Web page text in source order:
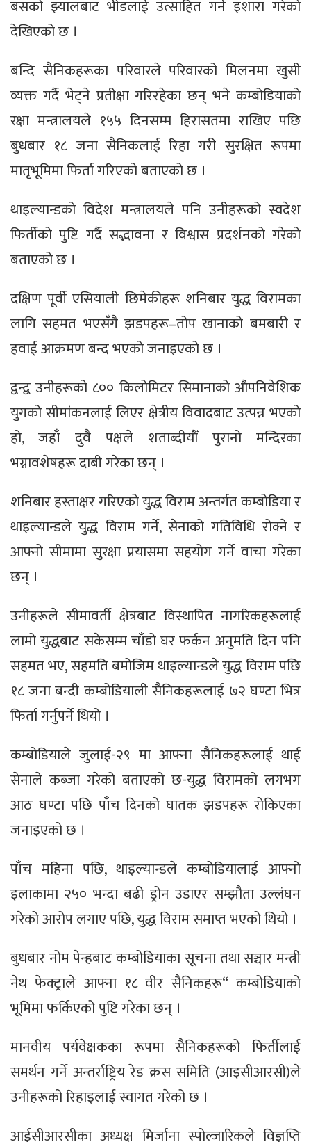
बसको झ्यालबाट भीडलाई उत्साहित गर्न इशारा गरेको
देखिएको छ ।
बन्दि सैनिकहरूका परिवारले परिवारको मिलनमा खुसी
व्यक्त गर्दै भेट्ने प्रतीक्षा गरिरहेका छन् भने कम्बोडियाको
रक्षा मन्त्रालयले १५५ दिनसम्म हिरासतमा राखिए पछि
बुधबार १८ जना सैनिकलाई रिहा गरी सुरक्षित रूपमा
मातृभूमिमा फिर्ता गरिएको बताएको छ ।
थाइल्यान्डको विदेश मन्त्रालयले पनि उनीहरूको स्वदेश
फिर्तीको पुष्टि गर्दै सद्भावना र विश्वास प्रदर्शनको गरेको
बताएको छ ।
दक्षिण पूर्वी एसियाली छिमेकीहरू शनिबार युद्ध विरामका
लागि सहमत भएसँगै झडपहरू–तोप खानाको बमबारी र
हवाई आक्रमण बन्द भएको जनाइएको छ ।
द्वन्द्व उनीहरूको ८०० किलोमिटर सिमानाको औपनिवेशिक
युगको सीमांकनलाई लिएर क्षेत्रीय विवादबाट उत्पन्न भएको
हो, जहाँ दुवै पक्षले शताब्दीयौँ पुरानो मन्दिरका
भग्नावशेषहरू दाबी गरेका छन् ।
शनिबार हस्ताक्षर गरिएको युद्ध विराम अन्तर्गत कम्बोडिया र
थाइल्यान्डले युद्ध विराम गर्ने, सेनाको गतिविधि रोक्ने र
आफ्नो सीमामा सुरक्षा प्रयासमा सहयोग गर्ने वाचा गरेका
छन् ।
उनीहरूले सीमावर्ती क्षेत्रबाट विस्थापित नागरिकहरूलाई
लामो युद्धबाट सकेसम्म चाँडो घर फर्कन अनुमति दिन पनि
सहमत भए, सहमति बमोजिम थाइल्यान्डले युद्ध विराम पछि
१८ जना बन्दी कम्बोडियाली सैनिकहरूलाई ७२ घण्टा भित्र
फिर्ता गर्नुपर्ने थियो ।
कम्बोडियाले जुलाई-२९ मा आफ्ना सैनिकहरूलाई थाई
सेनाले कब्जा गरेको बताएको छ-युद्ध विरामको लगभग
आठ घण्टा पछि पाँच दिनको घातक झडपहरू रोकिएका
जनाइएको छ ।
पाँच महिना पछि, थाइल्यान्डले कम्बोडियालाई आफ्नो
इलाकामा २५० भन्दा बढी ड्रोन उडाएर सम्झौता उल्लंघन
गरेको आरोप लगाए पछि, युद्ध विराम समाप्त भएको थियो ।
बुधबार नोम पेन्हबाट कम्बोडियाका सूचना तथा सञ्चार मन्त्री
नेथ फेक्ट्राले आफ्ना १८ वीर सैनिकहरू“ कम्बोडियाको
भूमिमा फर्किएको पुष्टि गरेका छन् ।
मानवीय पर्यवेक्षकका रूपमा सैनिकहरूको फिर्तीलाई
समर्थन गर्ने अन्तर्राष्ट्रिय रेड क्रस समिति (आइसीआरसी)ले
उनीहरूको रिहाइलाई स्वागत गरेको छ ।
आईसीआरसीका अध्यक्ष मिर्जाना स्पोल्जारिकले विज्ञप्ति